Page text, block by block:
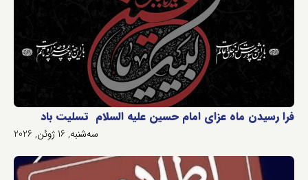
فرا رسیدن ماه عزای امام حسین علیه السلام تسلیت باد
سه‌شنبه, 16 ژوئن, 2026